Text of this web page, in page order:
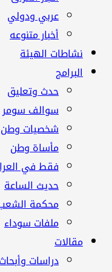
عربي ودولي
أخبار متنوعه
نشاطات الهيئة
البرامج
حدث وتعليق
سوالف سومر
شخصيات وطن
مأساة وطن
فقط في العراق
حديث الساعة
محكمة الشعب
ملفات سوداء
مقالات
دراسات وأبحاث